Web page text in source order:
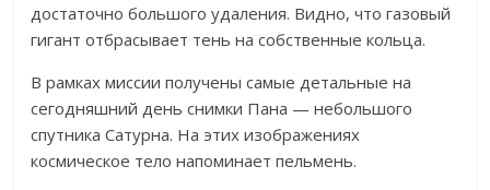
достаточно большого удаления. Видно, что газовый
гигант отбрасывает тень на собственные кольца.
В рамках миссии получены самые детальные на
сегодняшний день снимки Пана — небольшого
спутника Сатурна. На этих изображениях
космическое тело напоминает пельмень.